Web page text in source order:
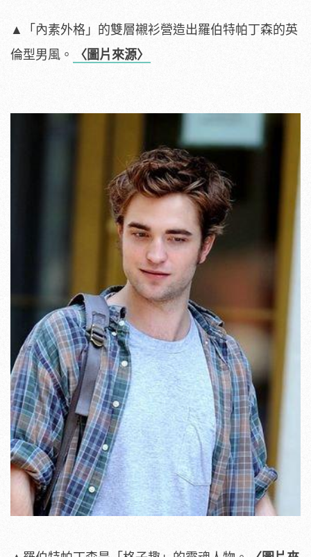
▲「內素外格」的雙層襯衫營造出羅伯特帕丁森的英
倫型男風。
〈圖片來源〉